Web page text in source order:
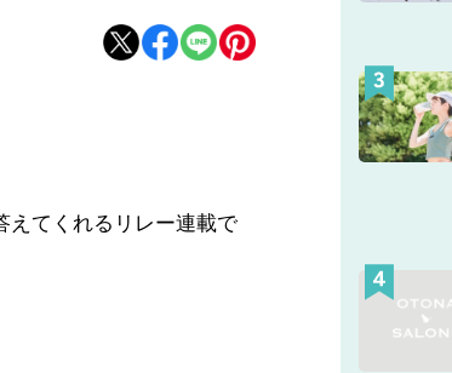
えてくれるリレー連載で